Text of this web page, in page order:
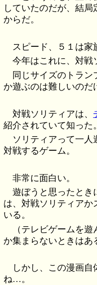
していたのだが、結
からだ。
スピード、５１は家
今年はこれに、対戦
同じサイズのトラ
か遊ぶのは難しいのだ
対戦ソリティアは、
紹介されていて知った。
ソリティアって一
対戦するゲーム。
非常に面白い。
遊ぼうと思ったとき
は、対戦ソリティアか
いる。
（テレビゲームを
か集まらないときはあ
しかし、この漫画自
ね…。